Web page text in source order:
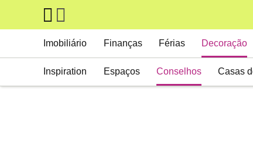
Skip to main content
Main navigation
Imobiliário Finanças Férias Decoração
Inspiration Espaços Conselhos Casas